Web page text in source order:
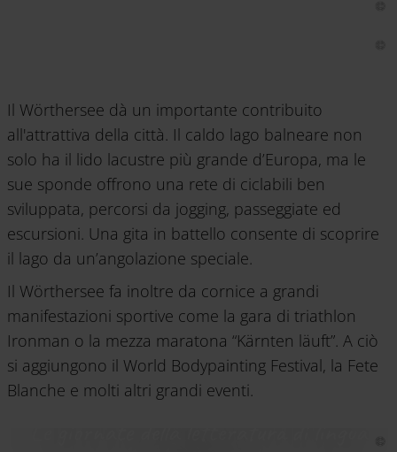
Il Wörthersee dà un importante contribuito
all'attrattiva della città. Il caldo lago balneare non
solo ha il lido lacustre più grande d’Europa, ma le
sue sponde offrono una rete di ciclabili ben
sviluppata, percorsi da jogging, passeggiate ed
escursioni. Una gita in battello consente di scoprire
il lago da un’angolazione speciale.
Il Wörthersee fa inoltre da cornice a grandi
manifestazioni sportive come la gara di triathlon
Ironman o la mezza maratona “Kärnten läuft”. A ciò
si aggiungono il World Bodypainting Festival, la Fete
Blanche e molti altri grandi eventi.